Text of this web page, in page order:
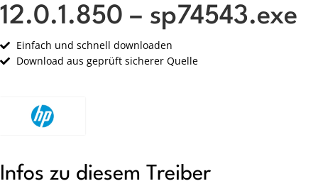
12.0.1.850 – sp74543.exe
Einfach und schnell downloaden
Download aus geprüft sicherer Quelle
Infos zu diesem Treiber